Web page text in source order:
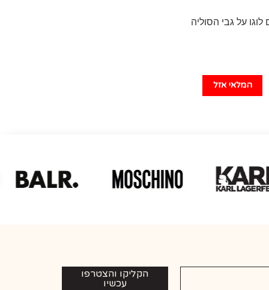
המלאי אזל
על גבי הסוליה
הקליקו והצטרפו
עכשיו